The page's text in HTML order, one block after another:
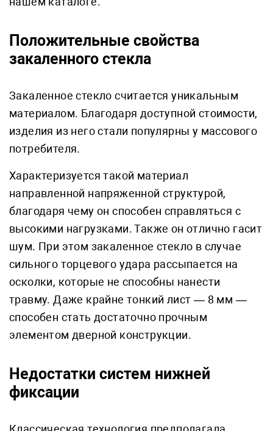
Положительные свойства
закаленного стекла
Закаленное стекло считается уникальным
материалом. Благодаря доступной стоимости,
изделия из него стали популярны у массового
потребителя.
Характеризуется такой материал
направленной напряженной структурой,
благодаря чему он способен справляться с
высокими нагрузками. Также он отлично гасит
шум. При этом закаленное стекло в случае
сильного торцевого удара рассыпается на
осколки, которые не способны нанести
травму. Даже крайне тонкий лист — 8 мм —
способен стать достаточно прочным
элементом дверной конструкции.
Недостатки систем нижней
фиксации